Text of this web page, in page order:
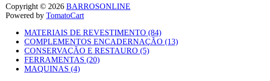
Copyright © 2026 BARROSONLINE
Powered by TomatoCart
MATERIAIS DE REVESTIMENTO (84)
COMPLEMENTOS ENCADERNAÇÃO (13)
CONSERVAÇÃO E RESTAURO (5)
FERRAMENTAS (20)
MAQUINAS (4)